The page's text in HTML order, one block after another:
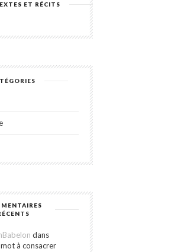
ET RÉCITS
dans
à consacrer